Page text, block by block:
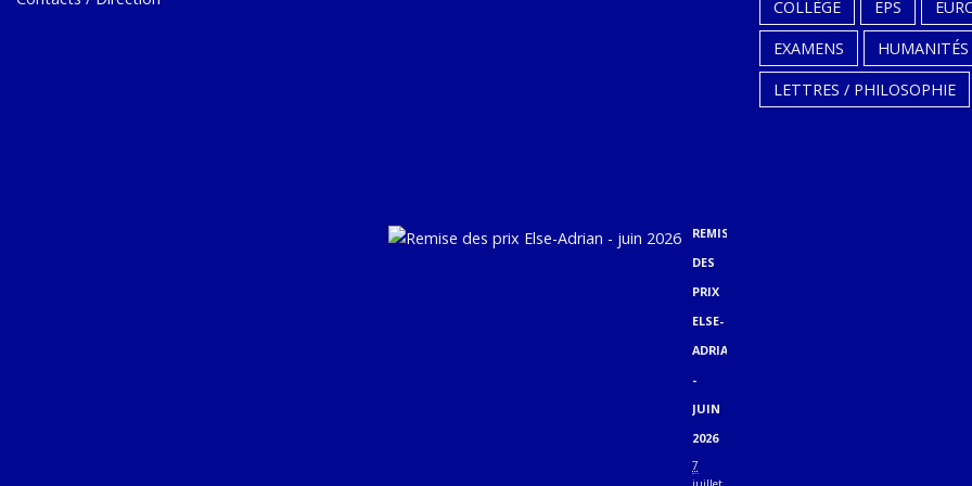
RENTRÉE
(31.08,
REMISE
DES
PRIX
ELSE-
ADRIAN
-
JUIN
2026
7
COLLÈGE
EPS
EXAMENS
HUMANITÉS
LETTRES / PHILOSOPHIE